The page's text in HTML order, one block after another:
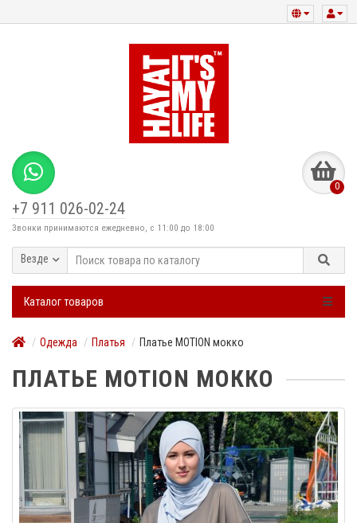
+7 911 026-02-24
Звонки принимаются ежедневно, с 11:00 до 18:00
0
Везде
Каталог товаров
Одежда Платья Платье MOTION мокко
ПЛАТЬЕ MOTION МОККО